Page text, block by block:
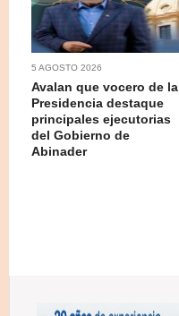
5 AGOSTO 2026
Avalan que vocero de la
Presidencia destaque
principales ejecutorias
del Gobierno de
Abinader